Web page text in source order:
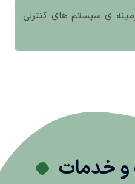
ی سیستم های کنترلی
خدمات